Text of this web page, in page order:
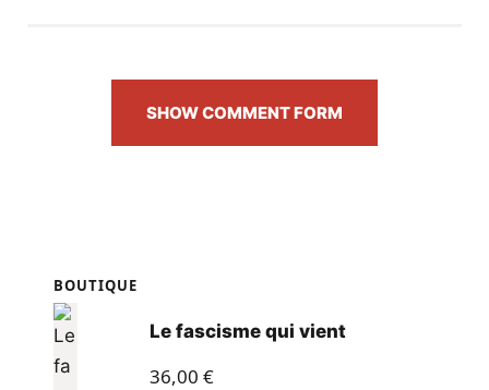
SHOW COMMENT FORM
BOUTIQUE
Le fascisme qui vient
36,00 €